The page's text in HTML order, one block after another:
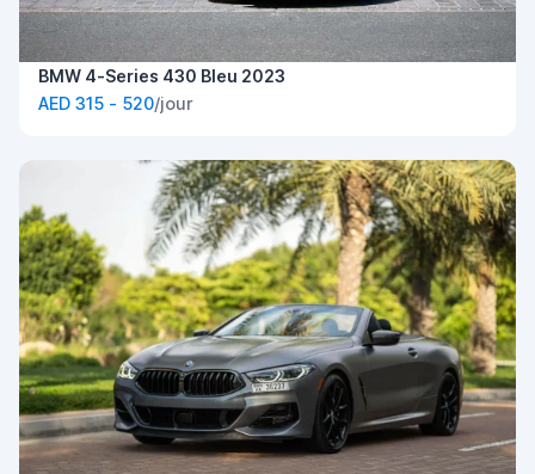
BMW 4-Series 430 Bleu 2023
AED 315 - 520/jour